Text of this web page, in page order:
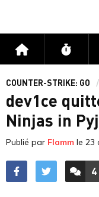
Accueil Flux
COUNTER-STRIKE: GO
dev1ce
Ninjas in
Publié par Flamm le 23
4